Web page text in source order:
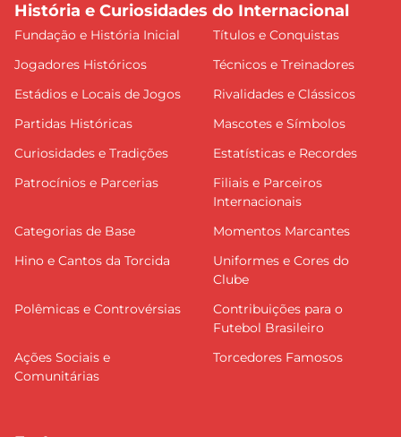
História e Curiosidades do Internacional
Fundação e História Inicial
Títulos e Conquistas
Jogadores Históricos
Técnicos e Treinadores
Estádios e Locais de Jogos
Rivalidades e Clássicos
Partidas Históricas
Mascotes e Símbolos
Curiosidades e Tradições
Estatísticas e Recordes
Patrocínios e Parcerias
Filiais e Parceiros
Internacionais
Categorias de Base
Momentos Marcantes
Hino e Cantos da Torcida
Uniformes e Cores do
Clube
Polêmicas e Controvérsias
Contribuições para o
Futebol Brasileiro
Ações Sociais e
Comunitárias
Torcedores Famosos